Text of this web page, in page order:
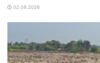
02.08.2026